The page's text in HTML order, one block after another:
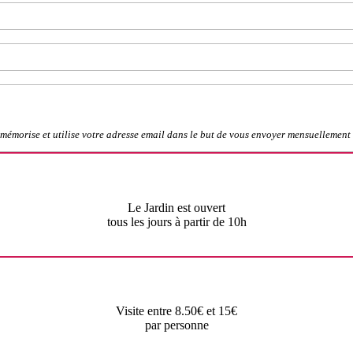
et utilise votre adresse email dans le but de vous envoyer mensuellement
Le Jardin est ouvert
tous les jours à partir de 10h
Visite entre 8.50€ et 15€
par personne